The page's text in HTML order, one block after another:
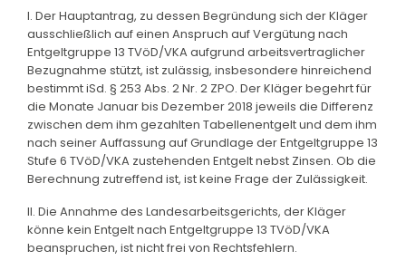
I. Der Hauptantrag, zu dessen Begründung sich der Kläger
ausschließlich auf einen Anspruch auf Vergütung nach
Entgeltgruppe 13 TVöD/VKA aufgrund arbeitsvertraglicher
Bezugnahme stützt, ist zulässig, insbesondere hinreichend
bestimmt iSd. § 253 Abs. 2 Nr. 2 ZPO. Der Kläger begehrt für
die Monate Januar bis Dezember 2018 jeweils die Differenz
zwischen dem ihm gezahlten Tabellenentgelt und dem ihm
nach seiner Auffassung auf Grundlage der Entgeltgruppe 13
Stufe 6 TVöD/VKA zustehenden Entgelt nebst Zinsen. Ob die
Berechnung zutreffend ist, ist keine Frage der Zulässigkeit.
II. Die Annahme des Landesarbeitsgerichts, der Kläger
könne kein Entgelt nach Entgeltgruppe 13 TVöD/VKA
beanspruchen, ist nicht frei von Rechtsfehlern.